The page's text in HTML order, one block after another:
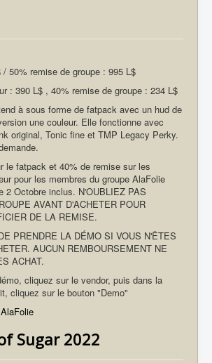
50% remise de groupe : 995 L$
: 390 L$ , 40% remise de groupe : 234 L$
à sous forme de fatpack avec un hud de
une couleur. Elle fonctionne avec
original, Tonic fine et TMP Legacy Perky.
le fatpack et 40% de remise sur les
pour les membres du groupe AlaFolie
2 Octobre inclus. N'OUBLIEZ PAS
AVANT D'ACHETER POUR
DE LA REMISE.
PRENDRE LA DÉMO SI VOUS N'ÊTES
AUCUN REMBOURSEMENT NE
ACHAT.
cliquez sur le vendor, puis dans la
cliquez sur le bouton "Demo"
Sugar 2022